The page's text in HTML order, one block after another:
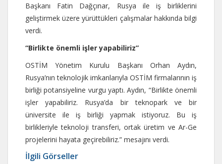
Başkanı Fatin Dağçınar, Rusya ile iş birliklerini
geliştirmek üzere yürüttükleri çalışmalar hakkında bilgi
verdi.
“Birlikte önemli işler yapabiliriz”
OSTİM Yönetim Kurulu Başkanı Orhan Aydın,
Rusya’nın teknolojik imkanlarıyla OSTİM firmalarının iş
birliği potansiyeline vurgu yaptı. Aydın, “Birlikte önemli
işler yapabiliriz. Rusya’da bir teknopark ve bir
üniversite ile iş birliği yapmak istiyoruz. Bu iş
birlikleriyle teknoloji transferi, ortak üretim ve Ar-Ge
projelerini hayata geçirebiliriz.” mesajını verdi.
İlgili Görseller